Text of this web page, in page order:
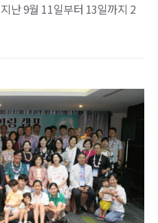
난 9월 11일부터 13일까지 2